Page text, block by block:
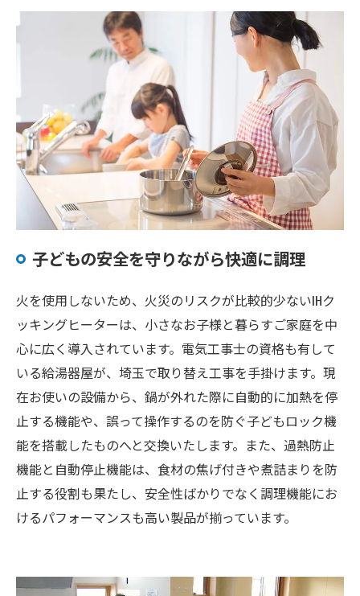
子どもの安全を守りながら快適に調理
火を使用しないため、火災のリスクが比較的少ないIHク
ッキングヒーターは、小さなお子様と暮らすご家庭を中
心に広く導入されています。電気工事士の資格も有して
いる給湯器屋が、埼玉で取り替え工事を手掛けます。現
在お使いの設備から、鍋が外れた際に自動的に加熱を停
止する機能や、誤って操作するのを防ぐ子どもロック機
能を搭載したものへと交換いたします。また、過熱防止
機能と自動停止機能は、食材の焦げ付きや煮詰まりを防
止する役割も果たし、安全性ばかりでなく調理機能にお
けるパフォーマンスも高い製品が揃っています。